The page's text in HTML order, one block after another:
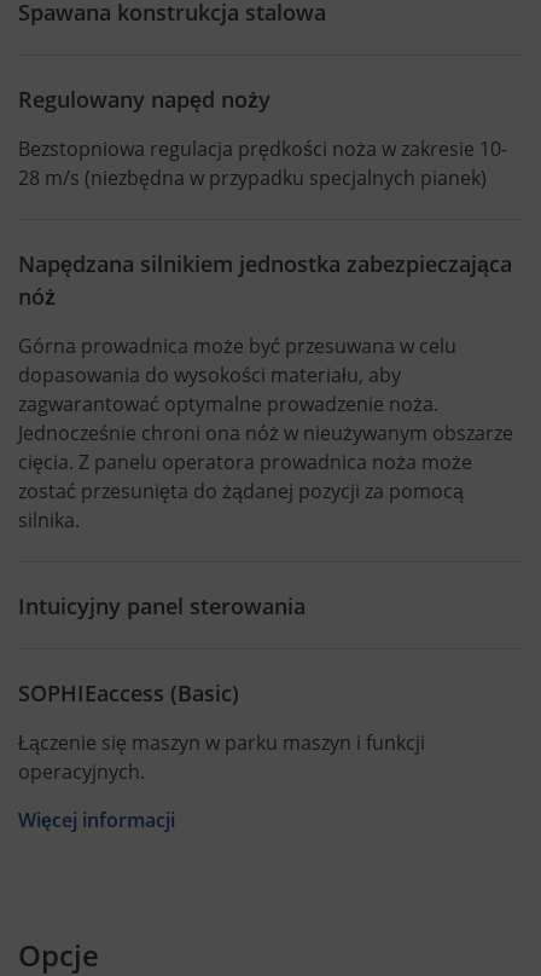
Spawana konstrukcja stalowa
Regulowany napęd noży
Bezstopniowa regulacja prędkości noża w zakresie 10-
28 m/s (niezbędna w przypadku specjalnych pianek)
Napędzana silnikiem jednostka zabezpieczająca
nóż
Górna prowadnica może być przesuwana w celu
dopasowania do wysokości materiału, aby
zagwarantować optymalne prowadzenie noża.
Jednocześnie chroni ona nóż w nieużywanym obszarze
cięcia. Z panelu operatora prowadnica noża może
zostać przesunięta do żądanej pozycji za pomocą
silnika.
Intuicyjny panel sterowania
SOPHIEaccess (Basic)
Łączenie się maszyn w parku maszyn i funkcji
operacyjnych.
Więcej informacji
Opcje